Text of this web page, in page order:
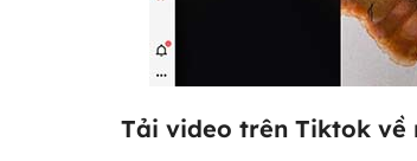
Tải video trên Tiktok về